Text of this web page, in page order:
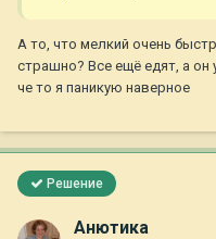
А то, что мелкий очень
страшно? Все ещё едят, а
че то я паникую наверное
Решение
Анютика